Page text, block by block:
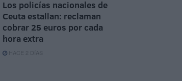
Los policías nacionales de
Ceuta estallan: reclaman
cobrar 25 euros por cada
hora extra
HACE 2 DÍAS